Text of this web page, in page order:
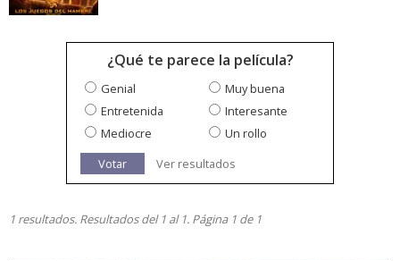
¿Qué te parece la película?
Genial
Muy buena
Entretenida
Interesante
Mediocre
Un rollo
Votar
Ver resultados
1 resultados. Resultados del 1 al 1. Página 1 de 1